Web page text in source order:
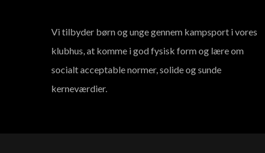
Vi tilbyder børn og unge gennem kampsport i vores
klubhus, at komme i god fysisk form og lære om
socialt acceptable normer, solide og sunde
kerneværdier.